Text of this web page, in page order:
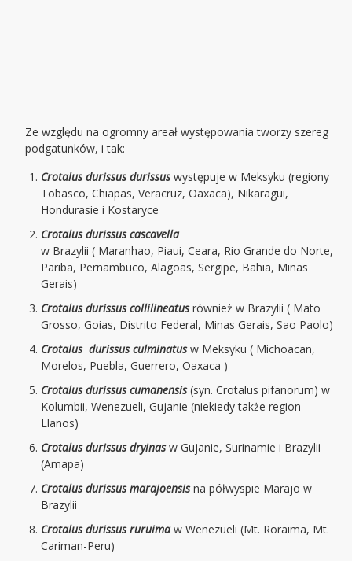
Ze względu na ogromny areał występowania tworzy szereg
podgatunków, i tak:
Crotalus durissus durissuswystępuje w Meksyku (regiony
Tobasco, Chiapas, Veracruz, Oaxaca), Nikaragui,
Hondurasie i Kostaryce
Crotalus durissus cascavella
w Brazylii ( Maranhao, Piaui, Ceara, Rio Grande do Norte,
Pariba, Pernambuco, Alagoas, Sergipe, Bahia, Minas
Gerais)
Crotalus durissus collilineatusrównież w Brazylii ( Mato
Grosso, Goias, Distrito Federal, Minas Gerais, Sao Paolo)
Crotalus durissus culminatusw Meksyku ( Michoacan,
Morelos, Puebla, Guerrero, Oaxaca )
Crotalus durissus cumanensis(syn. Crotalus pifanorum) w
Kolumbii, Wenezueli, Gujanie (niekiedy także region
Llanos)
Crotalus durissus dryinasw Gujanie, Surinamie i Brazylii
(Amapa)
Crotalus durissus marajoensisna półwyspie Marajo w
Brazylii
Crotalus durissus ruruimaw Wenezueli (Mt. Roraima, Mt.
Cariman-Peru)